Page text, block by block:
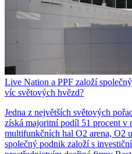
Live Nation a PPF založí
víc světových hvězd?
Jedna z největších světových
získá majoritní podíl 51 procent v
multifunkčních hal O2 arena, O2
společný podnik založí s